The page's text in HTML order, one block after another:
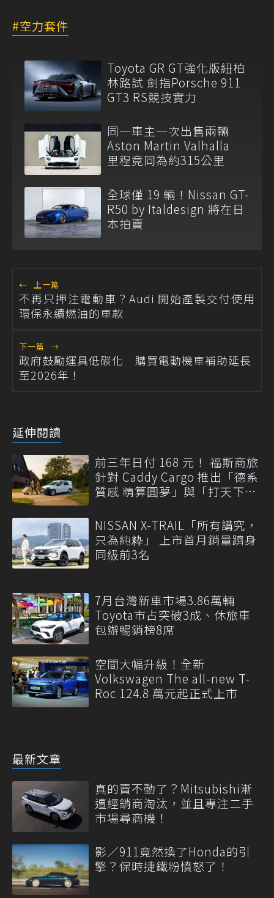
空力套件
Toyota GR GT強化版紐柏
林路試 劍指Porsche 911
GT3 RS競技實力
同一車主一次出售兩輛
Aston Martin Valhalla
里程竟同為約315公里
全球僅 19 輛！Nissan GT-
R50 by Italdesign 將在日
本拍賣
← 上一篇
不再只押注電動車？Audi 開始產製交付使用
環保永續燃油的車款
下一篇 →
政府鼓勵運具低碳化 購買電動機車補助延長
至2026年！
延伸閱讀
前三年日付 168 元！ 福斯商旅
針對 Caddy Cargo 推出「德系
質感 精算圓夢」與「打天下」
NISSAN X-TRAIL「所有講究，
只為純粋」 上市首月銷量躋身
同級前3名
7月台灣新車市場3.86萬輛
Toyota市占突破3成、休旅車
包辦暢銷榜8席
空間大幅升級！全新
Volkswagen The all-new T-
Roc 124.8 萬元起正式上市
最新文章
真的賣不動了？Mitsubishi漸
遭經銷商淘汰，並且專注二手
市場尋商機！
影／911竟然換了Honda的引
擎？保時捷鐵粉憤怒了！